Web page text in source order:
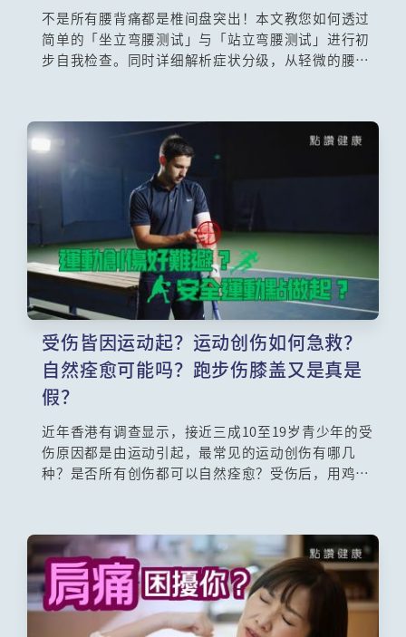
不是所有腰背痛都是椎间盘突出！本文教您如何透过
简单的「坐立弯腰测试」与「站立弯腰测试」进行初
步自我检查。同时详细解析症状分级，从轻微的腰部
守护自己的脊椎健康。不想椎间盘突出恶化？专业解
析椎间盘突出的成因、症状分级、治疗方法与预防措
施，附上由注册物理治疗师教你3个安全有效的居家运
动。
受伤皆因运动起？运动创伤如何急救？
自然痊愈可能吗？跑步伤膝盖又是真是
假？
近年香港有调查显示，接近三成10至19岁青少年的受
伤原因都是由运动引起，最常见的运动创伤有哪几
种？是否所有创伤都可以自然痊愈？受伤后，用鸡蛋
物理治疗师吴睿勤为大家解开种种运动创伤的迷思。